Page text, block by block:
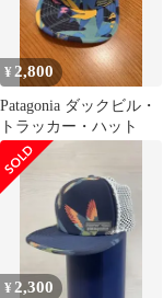
¥ 2,800
Patagonia ダックビル・
トラッカー・ハット
¥2,300